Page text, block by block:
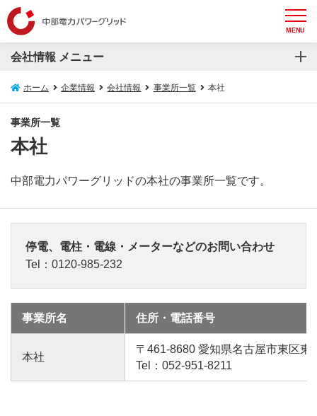
MENU
会社情報 メニュー
会社情報
会社概要
トップメッセージ
設備概要
役員一覧
組織概要図
事業所一覧
ホーム 企業情報 会社情報 事業所一覧 本社
事業所一覧
本社
中部電力パワーグリッドの本社の事業所一覧です。
停電、電柱・電線・メーターなどのお問い合わせ
Tel：0120-985-232
事業所名 住所・電話番号
本社
〒461-8680 愛知県名古屋市東区東
Tel：052-951-8211